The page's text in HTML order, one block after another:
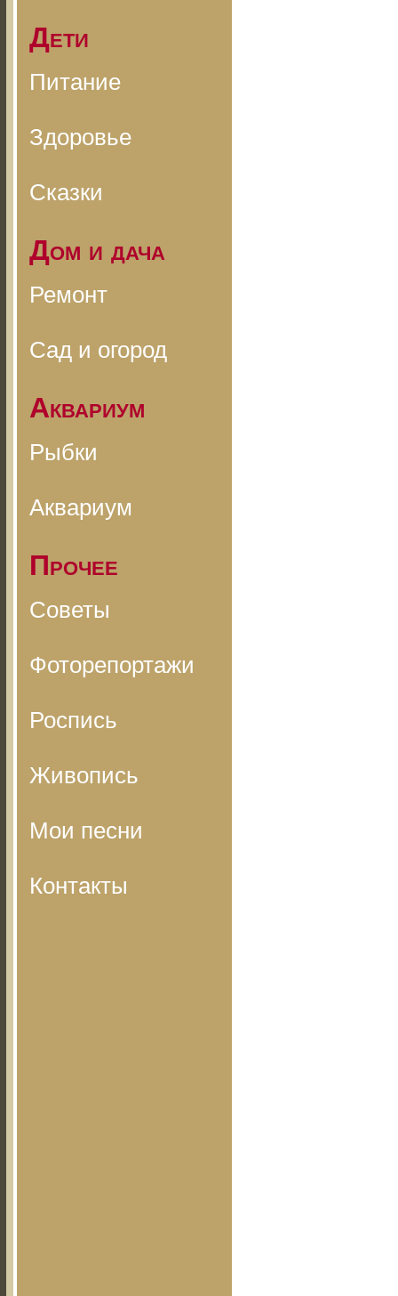
Дети
Питание
Здоровье
Сказки
Дом и дача
Ремонт
Сад и огород
Аквариум
Рыбки
Аквариум
Прочее
Советы
Фоторепортажи
Роспись
Живопись
Мои песни
Контакты